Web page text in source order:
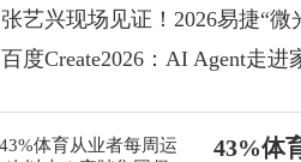
张艺兴现场见证！2026易捷“微
百度Create2026：AI Agent走
43%体